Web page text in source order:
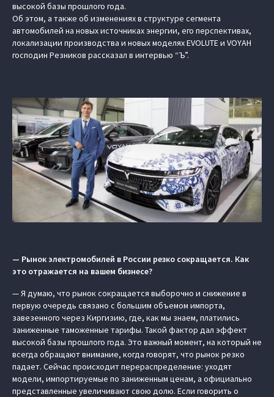
высокой базы прошлого года.
Об этом, а также об изменениях в структуре сегмента
автомобилей на новых источниках энергии, его перспективах,
локализации производства и новых моделях EVOLUTE и VOYAH
господин Резников рассказал в интервью “Ъ”.
— Рынок электромобилей в России резко сокращается. Как
это отражается на вашем бизнесе?
— Я думаю, что рынок сокращается выборочно и снижение в
первую очередь связано с большим объемом импорта,
завезенного через Киргизию, где, как мы знаем, платились
заниженные таможенные тарифы. Такой фактор дал эффект
высокой базы прошлого года. Это важный момент, на который не
всегда обращают внимание, когда говорят, что рынок резко
падает. Сейчас происходит перераспределение: уходят
модели, импортируемые по заниженным ценам, а официально
представленные увеличивают свою долю. Если говорить о